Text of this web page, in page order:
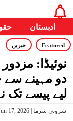
ادبستان
Featured خبریں
نوئیڈا:
دو مہینے سے
لیے پیسے تک
03:33 PM Jun 17, 2026 | شروتی شرما